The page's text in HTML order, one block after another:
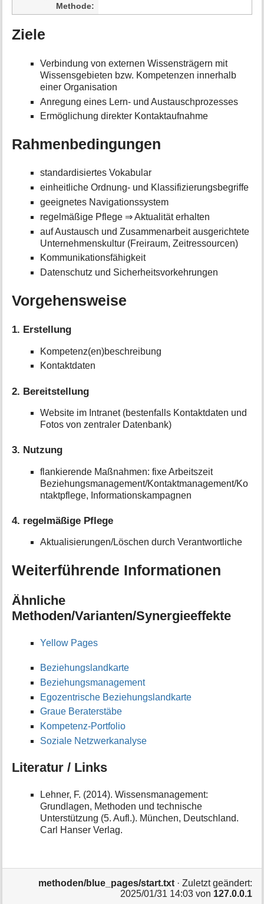
Methode
Ziele
Verbindung von externen Wissensträgern mit
Wissensgebieten bzw. Kompetenzen innerhalb
einer Organisation
Anregung eines Lern- und Austauschprozesses
Ermöglichung direkter Kontaktaufnahme
Rahmenbedingungen
standardisiertes Vokabular
einheitliche Ordnung- und Klassifizierungsbegriffe
geeignetes Navigationssystem
regelmäßige Pflege ⇒ Aktualität erhalten
auf Austausch und Zusammenarbeit ausgerichtete
Unternehmenskultur (Freiraum, Zeitressourcen)
Kommunikationsfähigkeit
Datenschutz und Sicherheitsvorkehrungen
Vorgehensweise
1. Erstellung
Kompetenz(en)beschreibung
Kontaktdaten
2. Bereitstellung
Website im Intranet (bestenfalls Kontaktdaten und
Fotos von zentraler Datenbank)
3. Nutzung
flankierende Maßnahmen: fixe Arbeitszeit
Beziehungsmanagement/Kontaktmanagement/Ko
ntaktpflege, Informationskampagnen
4. regelmäßige Pflege
Aktualisierungen/Löschen durch Verantwortliche
Weiterführende Informationen
Ähnliche
Methoden/Varianten/Synergieeffekte
Yellow Pages
Beziehungslandkarte
Beziehungsmanagement
Egozentrische Beziehungslandkarte
Graue Beraterstäbe
Kompetenz-Portfolio
Soziale Netzwerkanalyse
Literatur / Links
Lehner, F. (2014). Wissensmanagement:
Grundlagen, Methoden und technische
Unterstützung (5. Aufl.). München, Deutschland.
Carl Hanser Verlag.
methoden/blue_pages/start.txt· Zuletzt geändert:
2025/01/31 14:03 von 127.0.0.1